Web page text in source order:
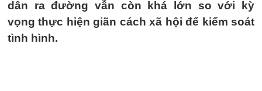
dân ra đường vẫn còn khá lớn so với kỳ
vọng thực hiện giãn cách xã hội để kiểm soát
tình hình.